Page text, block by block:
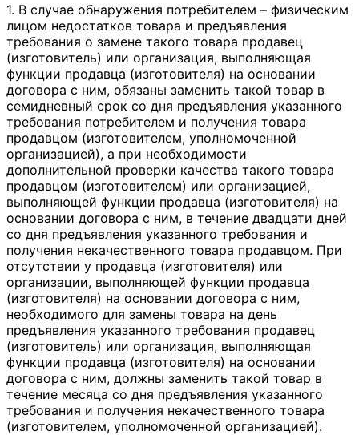
1. В случае обнаружения потребителем – физическим
лицом недостатков товара и предъявления
требования о замене такого товара продавец
(изготовитель) или организация, выполняющая
функции продавца (изготовителя) на основании
договора с ним, обязаны заменить такой товар в
семидневный срок со дня предъявления указанного
требования потребителем и получения товара
продавцом (изготовителем, уполномоченной
организацией), а при необходимости
дополнительной проверки качества такого товара
продавцом (изготовителем) или организацией,
выполняющей функции продавца (изготовителя) на
основании договора с ним, в течение двадцати дней
со дня предъявления указанного требования и
получения некачественного товара продавцом. При
отсутствии у продавца (изготовителя) или
организации, выполняющей функции продавца
(изготовителя) на основании договора с ним,
необходимого для замены товара на день
предъявления указанного требования продавец
(изготовитель) или организация, выполняющая
функции продавца (изготовителя) на основании
договора с ним, должны заменить такой товар в
течение месяца со дня предъявления указанного
требования и получения некачественного товара
(изготовителем, уполномоченной организацией).